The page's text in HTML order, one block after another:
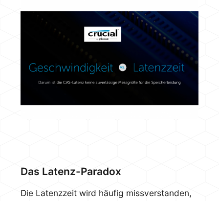
Das Latenz-Paradox
Die Latenzzeit wird häufig missverstanden,